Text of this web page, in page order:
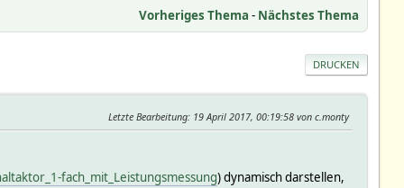
Vorheriges Thema - Nächstes Thema
DRUCKEN
Letzte Bearbeitung: 19 April 2017, 00:19:58 von c.monty
fach_mit_Leistungsmessung) dynamisch darstellen,